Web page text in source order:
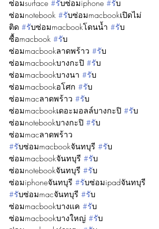
ซ่อมsurface #รับซ่อมiphone #รับ
ซ่อมnotebook #รับซ่อมmacbookเปิดไม่
ติด #รับซ่อมmacbookโดนน้ำ #รับ
ซื้อmacbook #รับ
ซ่อมmacbookลาดพร้าว #รับ
ซ่อมmacbookบางกะปิ #รับ
ซ่อมmacbookบางนา #รับ
ซ่อมmacbookอโศก #รับ
ซ่อมmacลาดพร้าว #รับ
ซ่อมmacbookเดอะมอลล์บางกะปิ #รับ
ซ่อมnotebookบางกะปิ #รับ
ซ่อมmacลาดพร้าว
#รับซ่อมmacbookจันทบุรี #รับ
ซ่อมmacbookจันทบุรี #รับ
ซ่อมnotebookจันทบุรี #รับ
ซ่อมiphoneจันทบุรี #รับซ่อมipadจันทบุรี
#รับซ่อมmacจันทบุรี #รับ
ซ่อมmacbookบางเเค #รับ
ซ่อมmacbookบางใหญ่ #รับ